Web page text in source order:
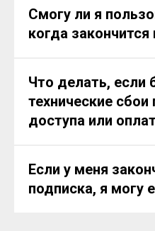
Смогу ли я
когда закончится
Что делать, если
технические
доступа или
Если у меня
подписка, я могу